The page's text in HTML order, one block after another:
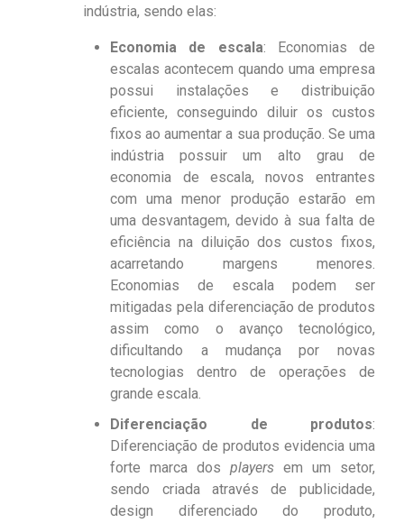
indústria, sendo elas:
Economia de escala: Economias de
escalas acontecem quando uma empresa
possui instalações e distribuição
eficiente, conseguindo diluir os custos
fixos ao aumentar a sua produção. Se uma
indústria possuir um alto grau de
economia de escala, novos entrantes
com uma menor produção estarão em
uma desvantagem, devido à sua falta de
eficiência na diluição dos custos fixos,
acarretando margens menores.
Economias de escala podem ser
mitigadas pela diferenciação de produtos
assim como o avanço tecnológico,
dificultando a mudança por novas
tecnologias dentro de operações de
grande escala.
Diferenciação de produtos:
Diferenciação de produtos evidencia uma
forte marca dos players em um setor,
sendo criada através de publicidade,
design diferenciado do produto,